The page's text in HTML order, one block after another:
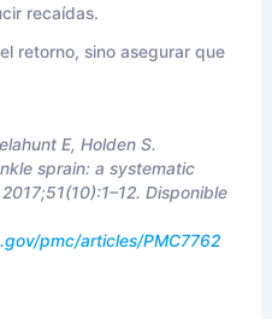
recaídas.
retorno, sino asegurar que
E, Holden S.
sprain: a systematic
Disponible
pmc/articles/PMC7762